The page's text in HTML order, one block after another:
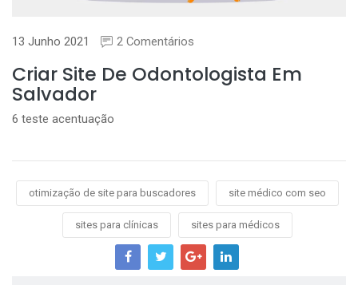
13 Junho 2021 2 Comentários
Criar Site De Odontologista Em
Salvador
6 teste acentuação
otimização de site para buscadores site médico com seo
sites para clínicas sites para médicos